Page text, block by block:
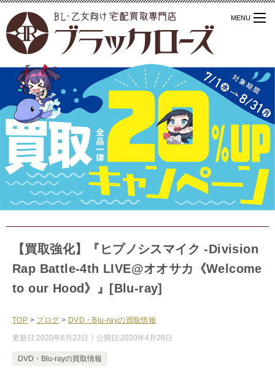
【買取強化】『ヒプノシスマイク -Division
Rap Battle-4th LIVE@オオサカ《Welcome
to our Hood》』[Blu-ray]
TOP > ブログ > DVD・Blu-rayの買取情報
更新日:2020年6月23日 公開日:2020年4月28日
DVD・Blu-rayの買取情報